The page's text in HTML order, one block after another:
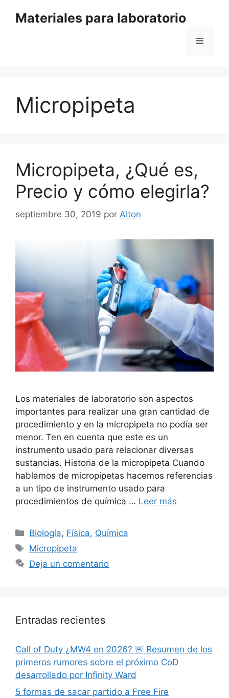
Materiales para laboratorio
Menú
Micropipeta
Micropipeta, ¿Qué es,
Precio y cómo elegirla?
septiembre 30, 2019 por Aiton
Los materiales de laboratorio son aspectos
importantes para realizar una gran cantidad de
procedimiento y en la micropipeta no podía ser
menor. Ten en cuenta que este es un
instrumento usado para relacionar diversas
sustancias. Historia de la micropipeta Cuando
hablamos de micropipetas hacemos referencias
a un tipo de instrumento usado para
procedimientos de química … Leer más
Categorías
Biología, Física, Química
Etiquetas
Micropipeta
Deja un comentario
Entradas recientes
Call of Duty ¿MW4 en 2026? 🚨 Resumen de los
primeros rumores sobre el próximo CoD
desarrollado por Infinity Ward
5 formas de sacar partido a Free Fire